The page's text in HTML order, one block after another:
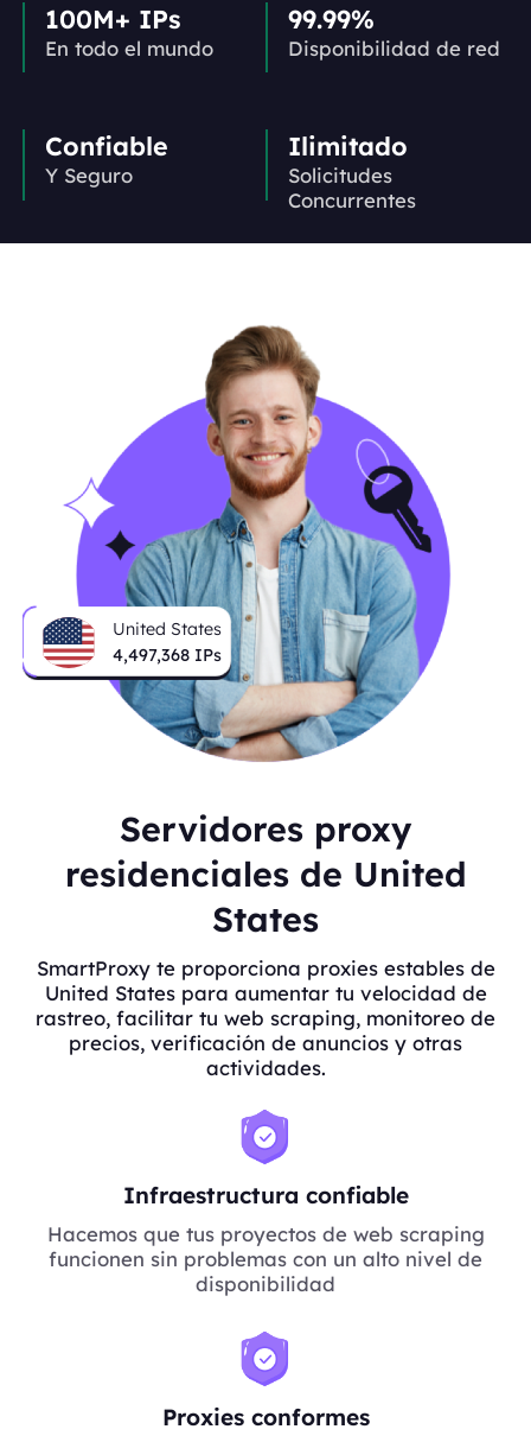
100M+ IPs
En todo el mundo
99.99%
Disponibilidad de red
Confiable
Y Seguro
Ilimitado
Solicitudes
Concurrentes
United States
4,497,368 IPs
Servidores proxy
residenciales de United
States
SmartProxy te proporciona proxies estables de
United States para aumentar tu velocidad de
rastreo, facilitar tu web scraping, monitoreo de
precios, verificación de anuncios y otras
actividades.
Infraestructura confiable
Hacemos que tus proyectos de web scraping
funcionen sin problemas con un alto nivel de
disponibilidad
Proxies conformes